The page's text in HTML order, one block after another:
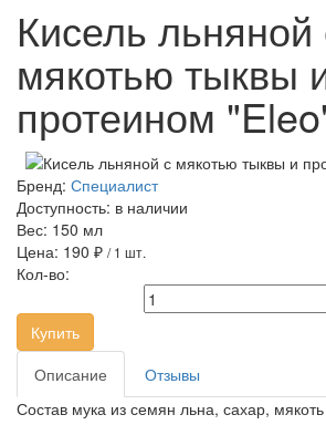
Кисель льняной
мякотью тыквы
протеином
Бренд: Специалист
Доступность: в наличии
Вес: 150 мл
Цена: 190 ₽ / 1 шт.
Кол-во:
Купить
Описание
Отзывы
Состав мука из семян льна, сахар,